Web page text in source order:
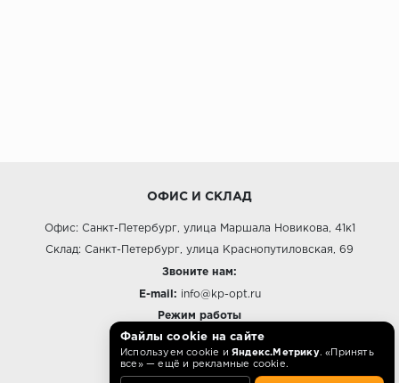
ОФИС И СКЛАД
Офис: Санкт-Петербург, улица Маршала Новикова, 41к1
Склад: Санкт-Петербург, улица Краснопутиловская, 69
Звоните нам:
E-mail: info@kp-opt.ru
Режим работы
10:00 - 18:00 пн-пт.
Файлы cookie на сайте
Используем cookie и Яндекс.Метрику. «Принять
все» — ещё и рекламные cookie.